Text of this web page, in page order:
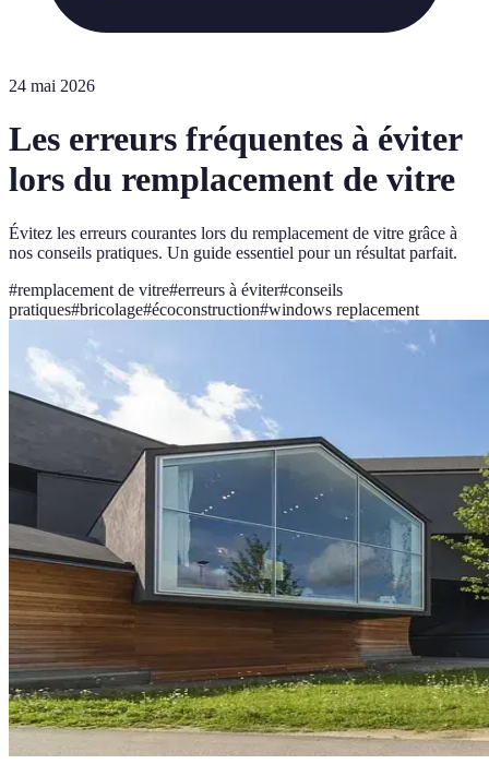
24 mai 2026
Les erreurs fréquentes à éviter
lors du remplacement de vitre
Évitez les erreurs courantes lors du remplacement de vitre grâce à
nos conseils pratiques. Un guide essentiel pour un résultat parfait.
#remplacement de vitre#erreurs à éviter#conseils
pratiques#bricolage#écoconstruction#windows replacement